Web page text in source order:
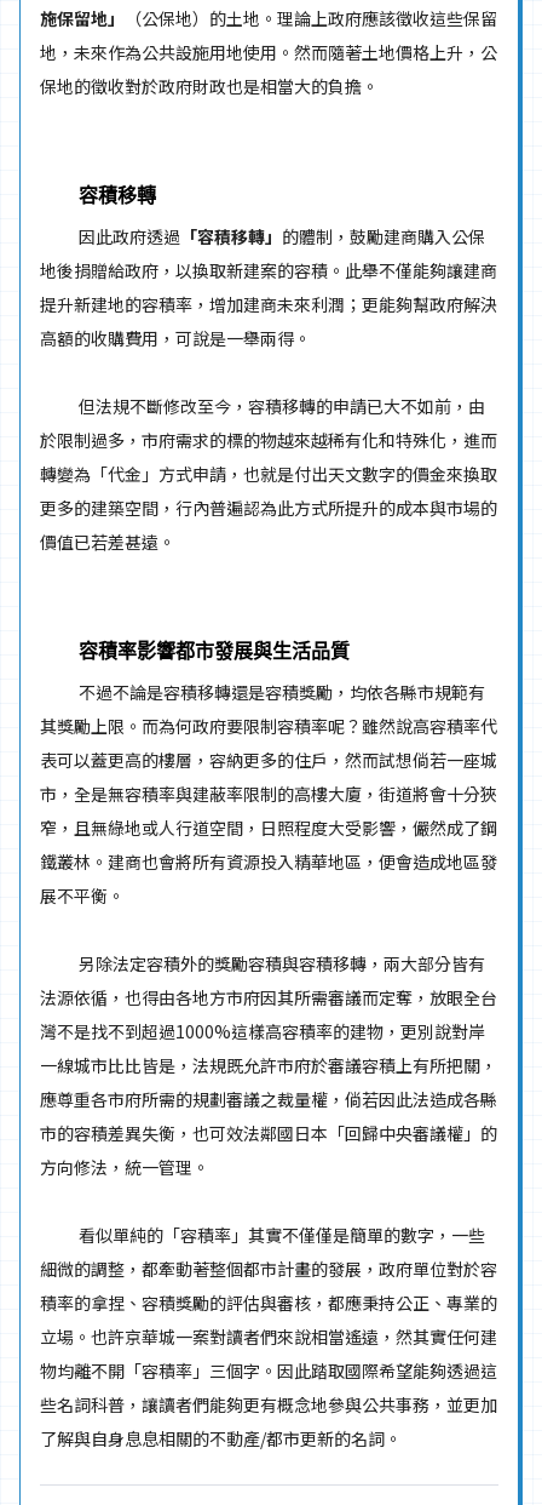
施保留地」
（公保地）的土地。理論上政府應該徵收這些保留
地，未來作為公共設施用地使用。然而隨著土地價格上升，公
保地的徵收對於政府財政也是相當大的負擔。
容積移轉
因此政府透過 「容積移轉」 的體制，鼓勵建商購入公保
地後捐贈給政府，以換取新建案的容積。此舉不僅能夠讓建商
提升新建地的容積率，增加建商未來利潤；更能夠幫政府解決
高額的收購費用，可說是一舉兩得。
但法規不斷修改至今，容積移轉的申請已大不如前，由
於限制過多，市府需求的標的物越來越稀有化和特殊化，進而
轉變為「代金」方式申請，也就是付出天文數字的價金來換取
更多的建築空間，行內普遍認為此方式所提升的成本與市場的
價值已若差甚遠。
容積率影響都市發展與生活品質
不過不論是容積移轉還是容積獎勵，均依各縣市規範有
其獎勵上限。而為何政府要限制容積率呢？雖然說高容積率代
表可以蓋更高的樓層，容納更多的住戶，然而試想倘若一座城
市，全是無容積率與建蔽率限制的高樓大廈，街道將會十分狹
窄，且無綠地或人行道空間，日照程度大受影響，儼然成了鋼
鐵叢林。建商也會將所有資源投入精華地區，便會造成地區發
展不平衡。
另除法定容積外的獎勵容積與容積移轉，兩大部分皆有
法源依循，也得由各地方市府因其所需審議而定奪，放眼全台
灣不是找不到超過1000%這樣高容積率的建物，更別說對岸
一線城市比比皆是，法規既允許市府於審議容積上有所把關，
應尊重各市府所需的規劃審議之裁量權，倘若因此法造成各縣
市的容積差異失衡，也可效法鄰國日本「回歸中央審議權」的
方向修法，統一管理。
看似單純的「容積率」其實不僅僅是簡單的數字，一些
細微的調整，都牽動著整個都市計畫的發展，政府單位對於容
積率的拿捏、容積獎勵的評估與審核，都應秉持公正、專業的
立場。也許京華城一案對讀者們來說相當遙遠，然其實任何建
物均離不開「容積率」三個字。因此踏取國際希望能夠透過這
些名詞科普，讓讀者們能夠更有概念地參與公共事務，並更加
了解與自身息息相關的不動產/都市更新的名詞。